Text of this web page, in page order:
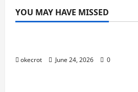
YOU MAY HAVE MISSED
okecrot June 24, 2026 0
Uncategorized